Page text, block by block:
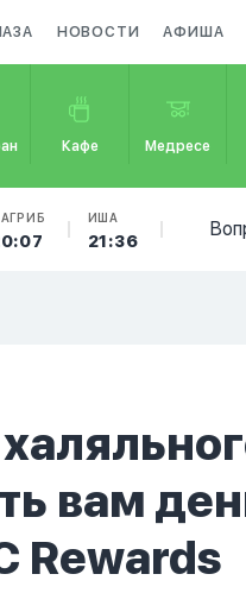
НОВОСТИ АФИША
Кафе Медресе
ИША
21:36
вам
Rewards